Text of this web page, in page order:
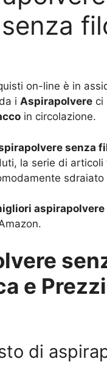
on-line è in
i Aspirapolvere ci
in circolazione.
senza
la serie di
e Prezzi
di